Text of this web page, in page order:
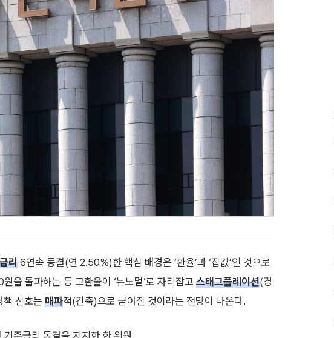
리 6연속 동결(연 2.50%)한 핵심 배경은 ‘환율’과 ‘집값’인 것으로
을 돌파하는 등 고환율이 ‘뉴노멀’로 자리잡고 스태그플레이션(경
책 신호는 매파적(긴축)으로 굳어질 것이라는 전망이 나온다.
준금리 동결을 지지한 한 위원